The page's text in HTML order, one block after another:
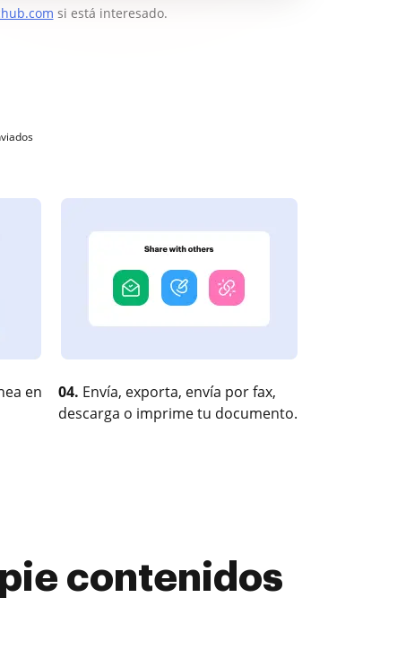
si está interesado.
en
04. Envía, exporta, envía por fax,
descarga o imprime tu documento.
contenidos